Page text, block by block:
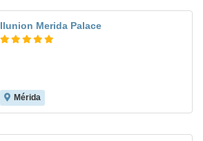
Ilunion Merida Palace
Mérida